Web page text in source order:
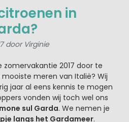
in
door Virginie
zomervakantie 2017 door te
meren van Italië? Wij
jaar al eens kennis te mogen
vonden wij toch wel ons
sul Garda. We nemen je
langs het Gardameer.